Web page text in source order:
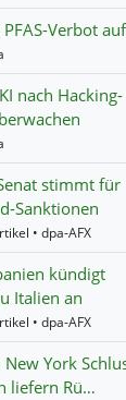
Verbot
nach Hacking-
stimmt für
Sanktionen
• dpa-AFX
kündigt
Italien an
• dpa-AFX
York
liefern Rü…